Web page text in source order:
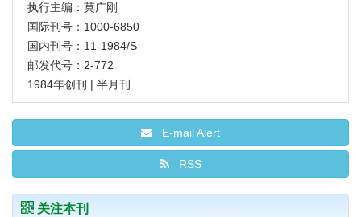
执行主编：莫广刚
国际刊号：1000-6850
国内刊号：11-1984/S
邮发代号：2-772
1984年创刊 | 半月刊
E-mail Alert
RSS
关注本刊